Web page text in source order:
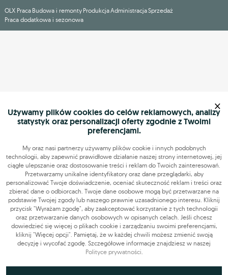
OLX Praca Budowa i remonty ProdukcjaAdministracjaSprzedaż
Praca dodatkowa i sezonowa
Używamy plików cookies do celów reklamowych, analizy
statystyk oraz personalizacji oferty zgodnie z Twoimi
preferencjami.
My oraz nasi partnerzy używamy plików cookie i innych podobnych
technologii, aby zapewnić prawidłowe działanie naszej strony internetowej, jej
ciągłe ulepszanie oraz dostosowanie treści i reklam do Twoich zainteresowań.
Przetwarzamy unikalne identyfikatory oraz dane przeglądarki, aby
personalizować Twoje doświadczenie, oceniać skuteczność reklam i treści oraz
zbierać dane o odbiorcach. Twoje dane osobowe mogą być przetwarzane na
podstawie Twojej zgody lub naszego prawnie uzasadnionego interesu. Kliknij
przycisk "Wyrażam zgodę", aby zaakceptować korzystanie z tych technologii
oraz przetwarzanie danych osobowych w opisanych celach. Jeśli chcesz
dowiedzieć się więcej o plikach cookie i zarządzaniu swoimi preferencjami,
kliknij "Więcej opcji". Pamiętaj, że w każdej chwili możesz zmienić swoją
decyzję i wycofać zgodę. Szczegółowe informacje znajdziesz w naszej
Polityce prywatności.
×